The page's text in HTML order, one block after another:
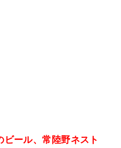
ール、常陸野ネスト